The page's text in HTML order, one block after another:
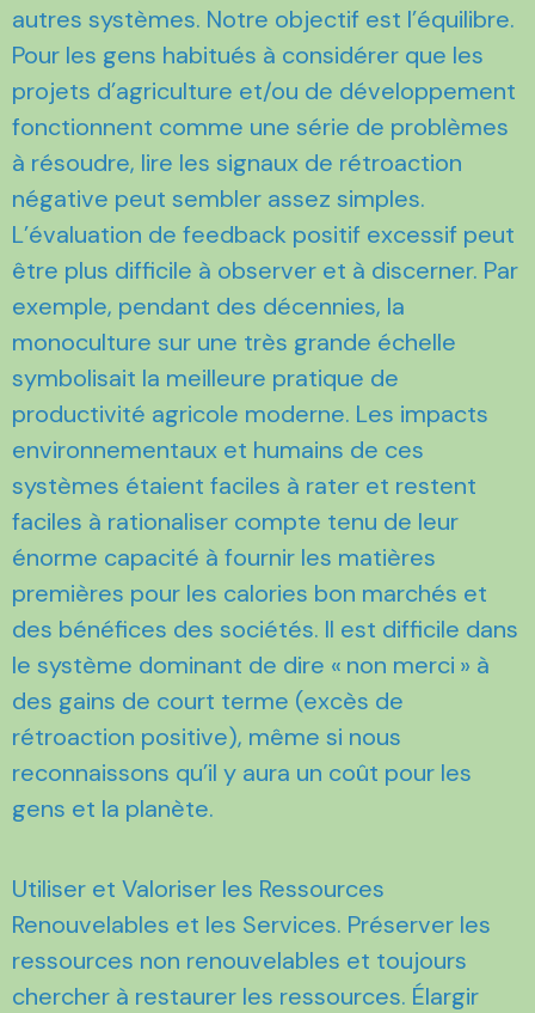
autres systèmes. Notre objectif est l’équilibre.
Pour les gens habitués à considérer que les
projets d’agriculture et/ou de développement
fonctionnent comme une série de problèmes
à résoudre, lire les signaux de rétroaction
négative peut sembler assez simples.
L’évaluation de feedback positif excessif peut
être plus difficile à observer et à discerner. Par
exemple, pendant des décennies, la
monoculture sur une très grande échelle
symbolisait la meilleure pratique de
productivité agricole moderne. Les impacts
environnementaux et humains de ces
systèmes étaient faciles à rater et restent
faciles à rationaliser compte tenu de leur
énorme capacité à fournir les matières
premières pour les calories bon marchés et
des bénéfices des sociétés. Il est difficile dans
le système dominant de dire « non merci » à
des gains de court terme (excès de
rétroaction positive), même si nous
reconnaissons qu’il y aura un coût pour les
gens et la planète.
Utiliser et Valoriser les Ressources
Renouvelables et les Services. Préserver les
ressources non renouvelables et toujours
chercher à restaurer les ressources. Élargir